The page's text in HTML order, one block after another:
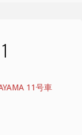
11号車